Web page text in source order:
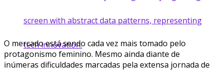
O mercado está sendo cada vez mais tomado pelo
protagonismo feminino. Mesmo ainda diante de
inúmeras dificuldades marcadas pela extensa jornada de